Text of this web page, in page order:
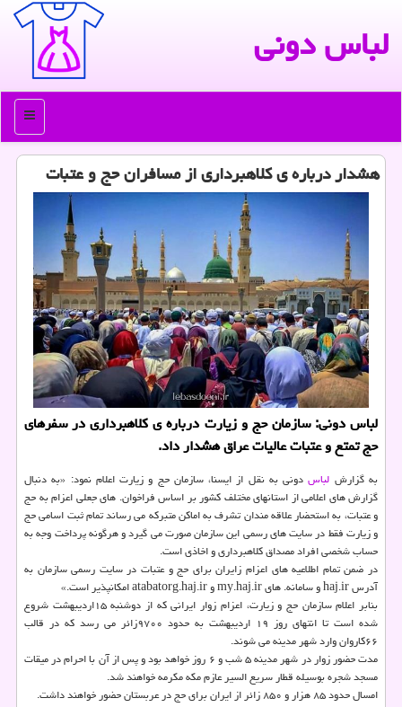
لباس دونی
منو
هشدار درباره ی کلاهبرداری از مسافران حج و عتبات
لباس دونی: سازمان حج و زیارت درباره ی کلاهبرداری در سفرهای
حج تمتع و عتبات عالیات عراق هشدار داد.
به گزارش لباسدونی به نقل از ایسنا، سازمان حج و زیارت اعلام نمود: «به دنبال
گزارش های اعلامی از استانهای مختلف کشور بر اساس فراخوان. های جعلی اعزام به حج
و عتبات، به استحضار علاقه مندان تشرف به اماکن متبرکه می رساند تمام ثبت اسامی حج
و زیارت فقط در سایت های رسمی این سازمان صورت می گیرد و هرگونه پرداخت وجه به
حساب شخصی افراد مصداق کلاهبرداری و اخاذی است.
در ضمن تمام اطلاعیه های اعزام زایران برای حج و عتبات در سایت رسمی سازمان به
آدرس haj.ir و سامانه. های my.haj.ir و atabatorg.haj.ir امکانپذیر است.»
بنابر اعلام سازمان حج و زیارت، اعزام زوار ایرانی که از دوشنبه ۱۵اردیبهشت شروع
شده است تا انتهای روز ۱۹ اردیبهشت به حدود ۹۷۰۰زائر می رسد که در قالب
۶۶کاروان وارد شهر مدینه می شوند.
مدت حضور زوار در شهر مدینه ۵ شب و ۶ روز خواهد بود و پس از آن با احرام در میقات
مسجد شجره بوسیله قطار سریع السیر عازم مکه مکرمه خواهند شد.
امسال حدود ۸۵ هزار و ۸۵۰ زائر از ایران برای حج در عربستان حضور خواهند داشت.